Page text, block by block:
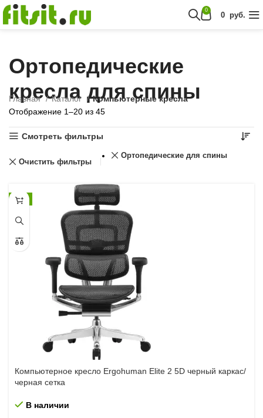
0
0 руб.
Ортопедические
кресла для спины
Главная Каталог
Компьютерные кресла
Отображение 1–20 из 45
Смотреть фильтры
Очистить фильтры
Ортопедические для спины
-7%
Компьютерное кресло Ergohuman Elite 2 5D черный каркас/
черная сетка
В наличии